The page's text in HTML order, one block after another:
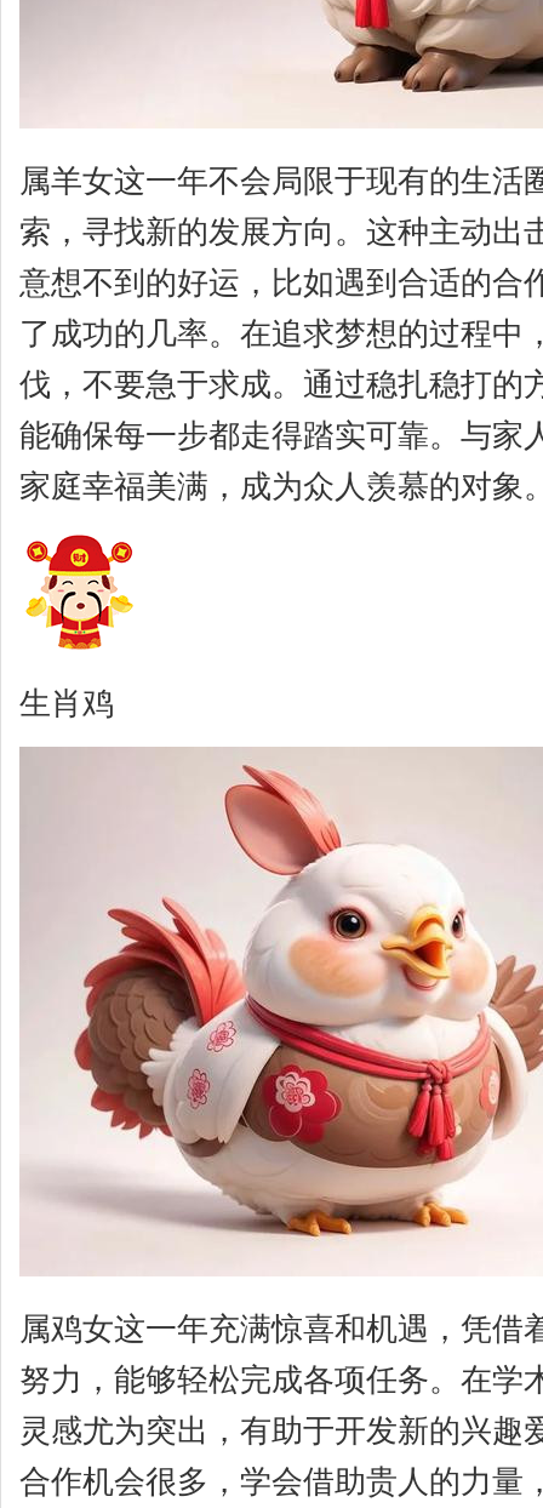
属羊女这一年不会局限于现有的生活
索，寻找新的发展方向。这种主动出
意想不到的好运，比如遇到合适的合
了成功的几率。在追求梦想的过程中
伐，不要急于求成。通过稳扎稳打的
能确保每一步都走得踏实可靠。与家
家庭幸福美满，成为众人羡慕的对象
生肖鸡
属鸡女这一年充满惊喜和机遇，凭借
努力，能够轻松完成各项任务。在学
灵感尤为突出，有助于开发新的兴趣
合作机会很多，学会借助贵人的力量